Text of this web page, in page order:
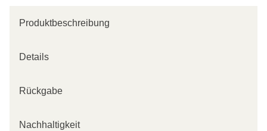
Produktbeschreibung
Details
Rückgabe
Nachhaltigkeit